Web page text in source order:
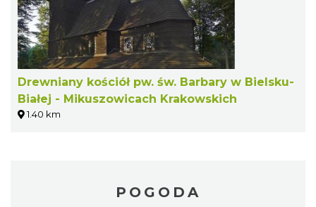
Drewniany kościół pw. św. Barbary w Bielsku-
Białej - Mikuszowicach Krakowskich
1.40 km
POGODA